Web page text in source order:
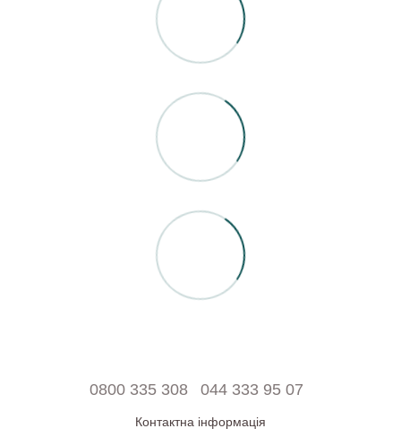
0800 335 308 044 333 95 07
Контактна інформація